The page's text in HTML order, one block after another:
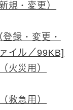
規・変更）
録・変更・
イル／99KB]
火災用）
救急用）